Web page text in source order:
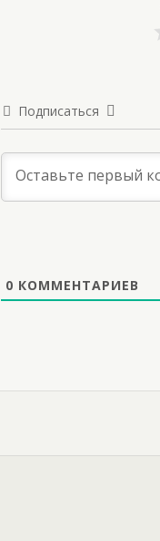
Подписаться
0 КОММЕНТАРИЕВ